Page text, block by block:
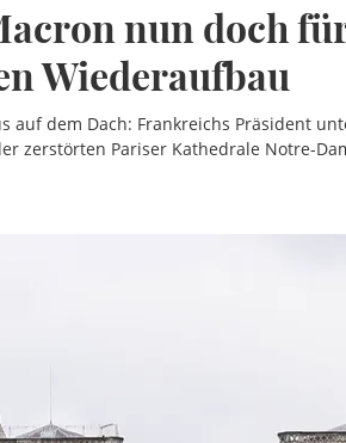
nun doch
Wiederaufbau
auf dem Dach: Frankreichs Präsident
zerstörten Pariser Kathedrale Notre-